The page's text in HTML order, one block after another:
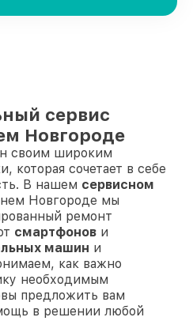
сервис
Новгороде
своим широким
которая сочетает в себе
В нашем сервисном
Новгороде мы
ремонт
смартфонов и
машин и
как важно
необходимым
предложить вам
в решении любой